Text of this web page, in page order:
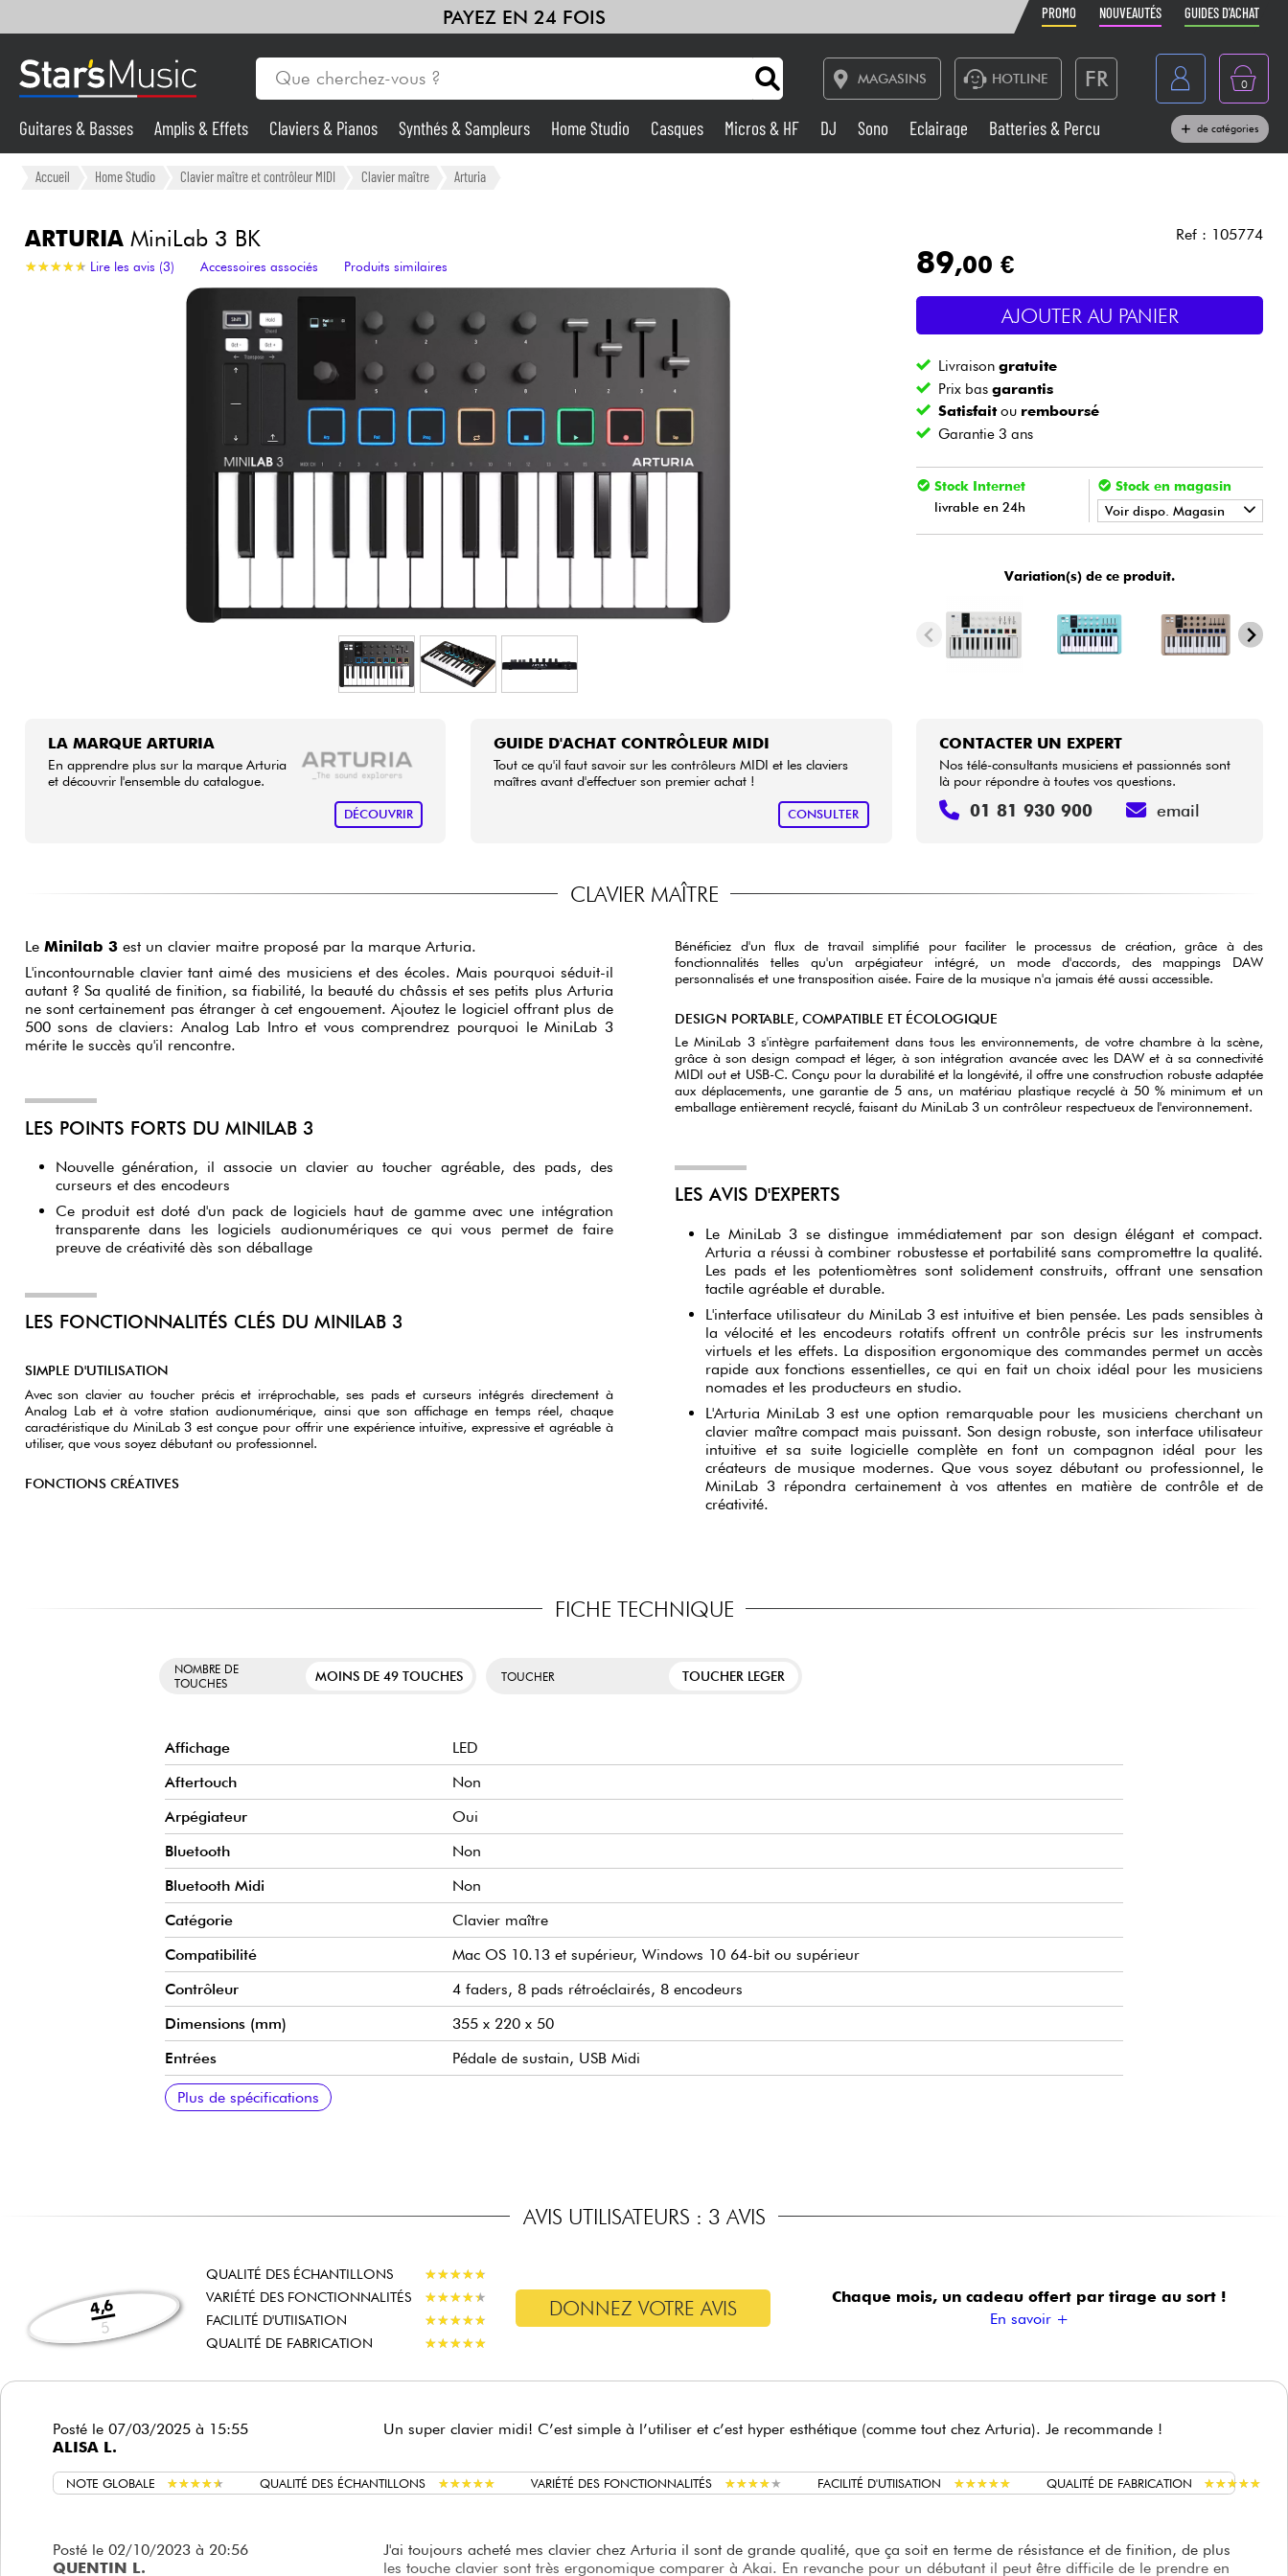
PAYEZ EN 24 FOIS PROMO NOUVEAUTÉS GUIDES D'ACHAT
MAGASINS HOTLINE FR
Belgique
België
Nederland
0
Guitares & Basses
Synthés & Sampleurs
Micros & HF Sono
Batteries & Percu Vents
Eveil Musical Câbles & Access.
Packs
Voir nos marques
Guitares & Basses Amplis & Effets Claviers & Pianos Synthés & Sampleurs Home Studio Casques Micros & HF DJ Sono Eclairage
Batteries & Percu
de catégories
Accueil Home Studio Clavier maître et contrôleur MIDI Clavier maître Arturia
ARTURIAMiniLab 3 BK
★★★★★
★★★★★ Lire les avis (3) Accessoires associés Produits similaires
Ref : 105774
89,00 €
AJOUTER AU PANIER
Livraisongratuite
Prix basgarantis
Satisfaitou remboursé
Garantie 3 ans
Stock Internet
livrable en 24h
Stock en magasin
Voir dispo. Magasin
•
• Star'SMusic BRUXELLES
• Star'SMusicPARIS
Variation(s) de ce produit.
LA MARQUE ARTURIA
En apprendre plus sur la marque Arturia
et découvrir l'ensemble du catalogue.
DÉCOUVRIR
GUIDE D'ACHAT CONTRÔLEUR MIDI
Tout ce qu'il faut savoir sur les contrôleurs MIDI et les claviers
maîtres avant d'effectuer son premier achat !
CONSULTER
CONTACTER UN EXPERT
Nos télé-consultants musiciens et passionnés sont
là pour répondre à toutes vos questions.
01 81 930 900 email
CLAVIER MAÎTRE
Le Minilab 3est un clavier maitre proposé par la marque Arturia.
L'incontournable clavier tant aimé des musiciens et des écoles. Mais pourquoi séduit-il
autant ? Sa qualité de finition, sa fiabilité, la beauté du châssis et ses petits plus Arturia
ne sont certainement pas étranger à cet engouement. Ajoutez le logiciel offrant plus de
500 sons de claviers: Analog Lab Intro et vous comprendrez pourquoi le MiniLab 3
mérite le succès qu'il rencontre.
LES POINTS FORTS DU MINILAB 3
Nouvelle génération, il associe un clavier au toucher agréable, des pads, des
curseurs et des encodeurs
Ce produit est doté d'un pack de logiciels haut de gamme avec une intégration
transparente dans les logiciels audionumériques ce qui vous permet de faire
preuve de créativité dès son déballage
LES FONCTIONNALITÉS CLÉS DU MINILAB 3
SIMPLE D'UTILISATION
Avec son clavier au toucher précis et irréprochable, ses pads et curseurs intégrés directement à
Analog Lab et à votre station audionumérique, ainsi que son affichage en temps réel, chaque
caractéristique du MiniLab 3 est conçue pour offrir une expérience intuitive, expressive et agréable à
utiliser, que vous soyez débutant ou professionnel.
FONCTIONS CRÉATIVES
Bénéficiez d'un flux de travail simplifié pour faciliter le processus de création, grâce à des
fonctionnalités telles qu'un arpégiateur intégré, un mode d'accords, des mappings DAW
personnalisés et une transposition aisée. Faire de la musique n'a jamais été aussi accessible.
DESIGN PORTABLE, COMPATIBLE ET ÉCOLOGIQUE
Le MiniLab 3 s'intègre parfaitement dans tous les environnements, de votre chambre à la scène,
grâce à son design compact et léger, à son intégration avancée avec les DAW et à sa connectivité
MIDI out et USB-C. Conçu pour la durabilité et la longévité, il offre une construction robuste adaptée
aux déplacements, une garantie de 5 ans, un matériau plastique recyclé à 50 % minimum et un
emballage entièrement recyclé, faisant du MiniLab 3 un contrôleur respectueux de l'environnement.
LES AVIS D'EXPERTS
Le MiniLab 3 se distingue immédiatement par son design élégant et compact.
Arturia a réussi à combiner robustesse et portabilité sans compromettre la qualité.
Les pads et les potentiomètres sont solidement construits, offrant une sensation
tactile agréable et durable.
L'interface utilisateur du MiniLab 3 est intuitive et bien pensée. Les pads sensibles à
la vélocité et les encodeurs rotatifs offrent un contrôle précis sur les instruments
virtuels et les effets. La disposition ergonomique des commandes permet un accès
rapide aux fonctions essentielles, ce qui en fait un choix idéal pour les musiciens
nomades et les producteurs en studio.
L'Arturia MiniLab 3 est une option remarquable pour les musiciens cherchant un
clavier maître compact mais puissant. Son design robuste, son interface utilisateur
intuitive et sa suite logicielle complète en font un compagnon idéal pour les
créateurs de musique modernes. Que vous soyez débutant ou professionnel, le
MiniLab 3 répondra certainement à vos attentes en matière de contrôle et de
créativité.
FICHE TECHNIQUE
NOMBRE DE
TOUCHES
MOINS DE 49 TOUCHES TOUCHER TOUCHER LEGER
Affichage
LED
Aftertouch
Non
Arpégiateur
Oui
Bluetooth
Non
Bluetooth Midi
Non
Catégorie
Clavier maître
Compatibilité
Mac OS 10.13 et supérieur, Windows 10 64-bit ou supérieur
Contrôleur
4 faders, 8 pads rétroéclairés, 8 encodeurs
Dimensions (mm)
355 x 220 x 50
Entrées
Pédale de sustain, USB Midi
Format des touches
Logiciels fournis
Nbre de faders
Nbre de potentiomètres
Nbre de touches
Pad rétroéclairé
Poids (kg)
Sensibilité des pads à la vélocité
Sensible à la vélocité
Séquenceur
Sorties
Toucher
Transposition
Specs complémentaires
Plus de spécifications
AVIS UTILISATEURS : 3 AVIS
4,6
5
QUALITÉ DES ÉCHANTILLONS ★★★★★
★★★★★
VARIÉTÉ DES FONCTIONNALITÉS
★★★★★
★★★★★
FACILITÉ D'UTIISATION
★★★★★
★★★★★
QUALITÉ DE FABRICATION
★★★★★
★★★★★
DONNEZ VOTRE AVIS Chaque mois, un cadeau offert par tirage au sort !
En savoir +
Posté le 07/03/2025 à 15:55
ALISA L.
Un super clavier midi! C’est simple à l’utiliser et c’est hyper esthétique (comme tout chez Arturia). Je recommande !
NOTE GLOBALE ★★★★★
★★★★★ QUALITÉ DES ÉCHANTILLONS ★★★★★
★★★★★ VARIÉTÉ DES FONCTIONNALITÉS ★★★★★
★★★★★ FACILITÉ D'UTIISATION ★★★★★
★★★★★ QUALITÉ DE FABRICATION ★★★★★
★★★★★
Posté le 02/10/2023 à 20:56
QUENTIN L.
J'ai toujours acheté mes clavier chez Arturia il sont de grande qualité, que ça soit en terme de résistance et de finition, de plus
les touche clavier sont très ergonomique comparer à Akai. En revanche pour un débutant il peut être difficile de le prendre en